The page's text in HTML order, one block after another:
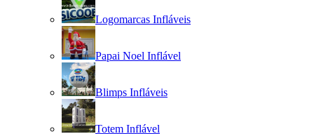
Logomarcas Infláveis
Papai Noel Inflável
Blimps Infláveis
Totem Inflável